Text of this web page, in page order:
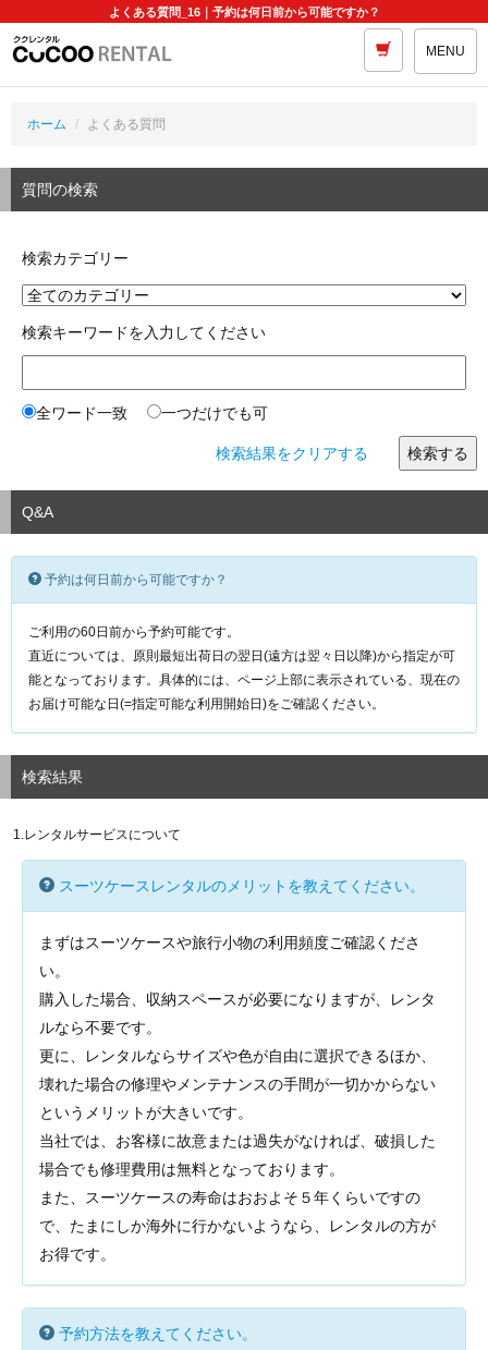
よくある質問_16｜予約は何日前から可能ですか？
MENU
ホーム よくある質問
質問の検索
検索カテゴリー
検索キーワードを入力してください
全ワード一致 一つだけでも可
検索結果をクリアする
Q&A
予約は何日前から可能ですか？
ご利用の60日前から予約可能です。
直近については、原則最短出荷日の翌日(遠方は翌々日以降)から指定が可
能となっております。具体的には、ページ上部に表示されている、現在の
お届け可能な日(=指定可能な利用開始日)をご確認ください。
検索結果
1.レンタルサービスについて
スーツケースレンタルのメリットを教えてください。
まずはスーツケースや旅行小物の利用頻度ご確認くださ
い。
購入した場合、収納スペースが必要になりますが、レンタ
ルなら不要です。
更に、レンタルならサイズや色が自由に選択できるほか、
壊れた場合の修理やメンテナンスの手間が一切かからない
というメリットが大きいです。
当社では、お客様に故意または過失がなければ、破損した
場合でも修理費用は無料となっております。
また、スーツケースの寿命はおおよそ５年くらいですの
で、たまにしか海外に行かないようなら、レンタルの方が
お得です。
予約方法を教えてください。